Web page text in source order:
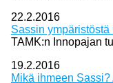
22.2.2016
Sassin
TAMK:n Innopajan
19.2.2016
Mikä ihmeen